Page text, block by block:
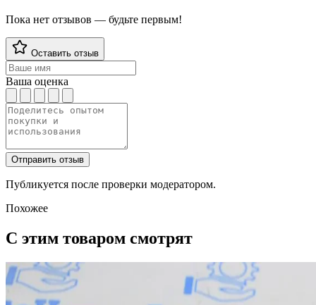
Пока нет отзывов — будьте первым!
Оставить отзыв
Ваша оценка
Отправить отзыв
Публикуется после проверки модератором.
Похожее
С этим товаром смотрят